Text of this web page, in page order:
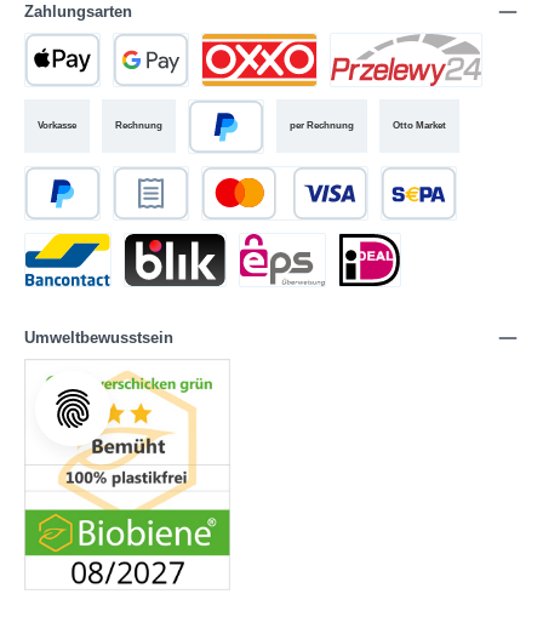
Zahlungsarten
per Rechnung Otto Market
Vorkasse Rechnung
Umweltbewusstsein